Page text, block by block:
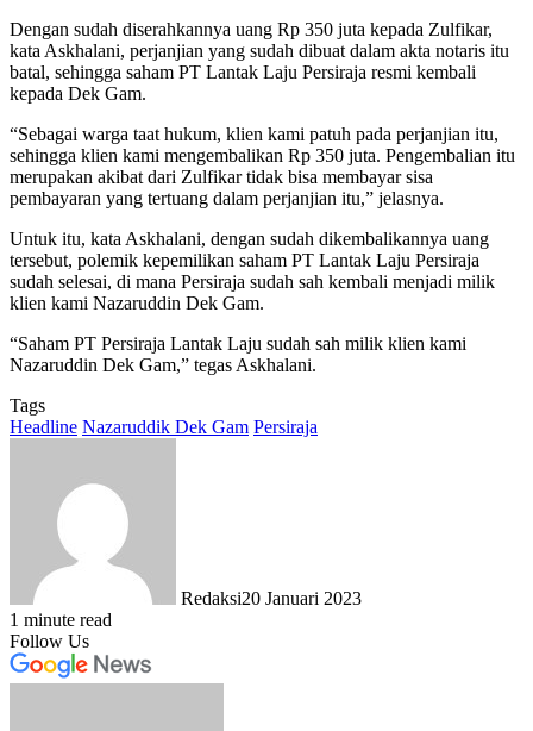
Dengan sudah diserahkannya uang Rp 350 juta kepada Zulfikar,
kata Askhalani, perjanjian yang sudah dibuat dalam akta notaris itu
batal, sehingga saham PT Lantak Laju Persiraja resmi kembali
kepada Dek Gam.
“Sebagai warga taat hukum, klien kami patuh pada perjanjian itu,
sehingga klien kami mengembalikan Rp 350 juta. Pengembalian itu
merupakan akibat dari Zulfikar tidak bisa membayar sisa
pembayaran yang tertuang dalam perjanjian itu,” jelasnya.
Untuk itu, kata Askhalani, dengan sudah dikembalikannya uang
tersebut, polemik kepemilikan saham PT Lantak Laju Persiraja
sudah selesai, di mana Persiraja sudah sah kembali menjadi milik
klien kami Nazaruddin Dek Gam.
“Saham PT Persiraja Lantak Laju sudah sah milik klien kami
Nazaruddin Dek Gam,” tegas Askhalani.
Tags
Headline Nazaruddik Dek Gam Persiraja
Redaksi20 Januari 2023
1 minute read
Follow Us